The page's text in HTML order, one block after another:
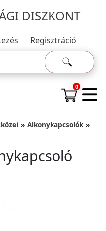
DISZKONT
Regisztráció
0
Alkonykapcsolók